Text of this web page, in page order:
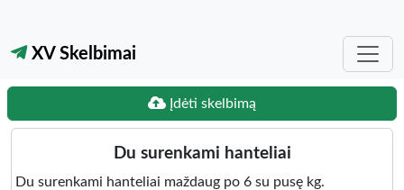
XV Skelbimai
Įdėti skelbimą
Du surenkami hanteliai
Du surenkami hanteliai maždaug po 6 su pusę kg.